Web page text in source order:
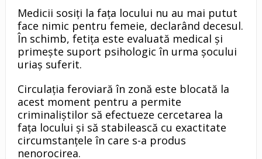
Medicii sosiți la fața locului nu au mai putut
face nimic pentru femeie, declarând decesul.
În schimb, fetița este evaluată medical și
primește suport psihologic în urma șocului
uriaș suferit.
Circulația feroviară în zonă este blocată la
acest moment pentru a permite
criminaliștilor să efectueze cercetarea la
fața locului și să stabilească cu exactitate
circumstanțele în care s-a produs
nenorocirea.